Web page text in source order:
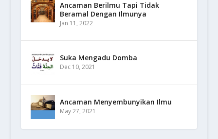
Ancaman Berilmu Tapi Tidak
Beramal Dengan Ilmunya
Jan 11, 2022
Suka Mengadu Domba
Dec 10, 2021
Ancaman Menyembunyikan Ilmu
May 27, 2021